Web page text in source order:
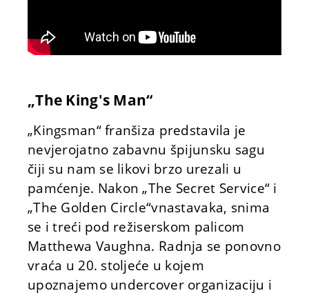
„The King's Man“
„Kingsman“ franšiza predstavila je
nevjerojatno zabavnu špijunsku sagu
čiji su nam se likovi brzo urezali u
pamćenje. Nakon „The Secret Service“ i
„The Golden Circle“vnastavaka, snima
se i treći pod režiserskom palicom
Matthewa Vaughna. Radnja se ponovno
vraća u 20. stoljeće u kojem
upoznajemo undercover organizaciju i